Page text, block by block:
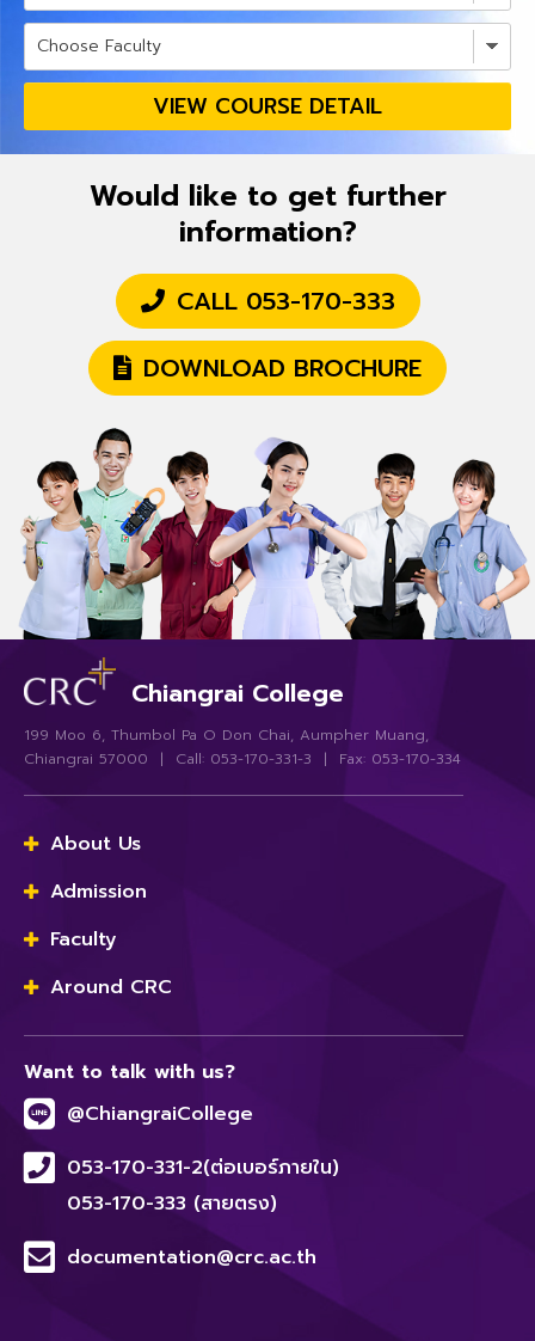
VIEW COURSE DETAIL
Would like to get further
information?
CALL 053-170-333
DOWNLOAD BROCHURE
Chiangrai College
199 Moo 6, Thumbol Pa O Don Chai, Aumpher Muang,
Chiangrai 57000 | Call: 053-170-331-3 | Fax: 053-170-334
About Us
Admission
Faculty
Around CRC
Want to talk with us?
@ChiangraiCollege
053-170-331-2(ต่อเบอร์ภายใน)
053-170-333 (สายตรง)
documentation@crc.ac.th